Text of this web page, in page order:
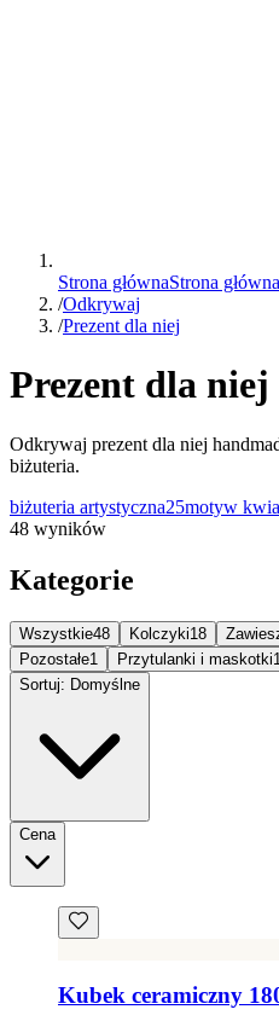
Strona głównaStrona główna
/Odkrywaj
/Prezent dla niej
Prezent dla niej
Odkrywaj prezent dla niej
biżuteria.
biżuteria artystyczna25motyw
48 wyników
Kategorie
Wszystkie48 Kolczyki18
Pozostałe1 Przytulanki i maskotki1
Sortuj: Domyślne
Cena
Kubek ceramiczny